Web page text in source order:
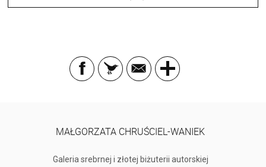
MAŁGORZATA CHRUŚCIEL-WANIEK
Galeria srebrnej i złotej biżuterii autorskiej